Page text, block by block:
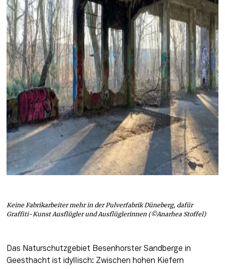
Keine Fabrikarbeiter mehr in der Pulverfabrik Düneberg, dafür
Graffiti-Kunst Ausflügler und Ausflüglerinnen (©Anarhea Stoffel)
Das Naturschutzgebiet Besenhorster Sandberge in
Geesthacht ist idyllisch: Zwischen hohen Kiefern